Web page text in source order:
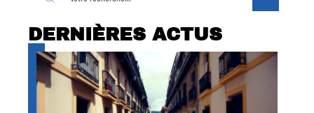
DERNIÈRES ACTUS